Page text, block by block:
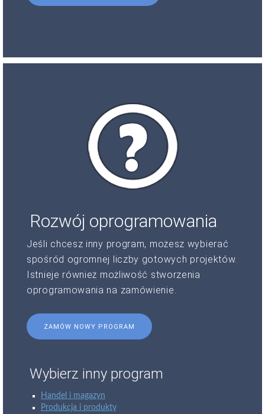
Rozwój oprogramowania
Jeśli chcesz inny program, możesz wybierać
spośród ogromnej liczby gotowych projektów.
Istnieje również możliwość stworzenia
oprogramowania na zamówienie.
ZAMÓW NOWY PROGRAM
Wybierz inny program
Handel i magazyn
Produkcja i produkty